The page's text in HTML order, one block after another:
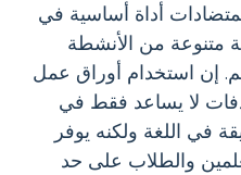
أداة أساسية في
متنوعة من الأنشطة
إن استخدام أوراق عمل
لا يساعد فقط في
في اللغة ولكنه يوفر
والطلاب على حد